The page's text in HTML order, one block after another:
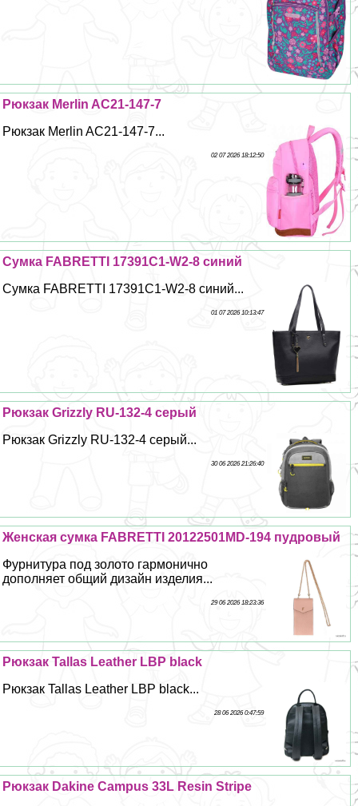
Рюкзак Merlin AC21-147-7
Рюкзак Merlin AC21-147-7...
02 07 2026 18:12:50
Сумка FABRETTI 17391C1-W2-8 синий
Сумка FABRETTI 17391C1-W2-8 синий...
01 07 2026 10:13:47
Рюкзак Grizzly RU-132-4 серый
Рюкзак Grizzly RU-132-4 серый...
30 06 2026 21:26:40
Женская сумка FABRETTI 20122501MD-194 пудровый
Фурнитура под золото гармонично
дополняет общий дизайн изделия...
29 06 2026 18:23:36
Рюкзак Tallas Leather LBP black
Рюкзак Tallas Leather LBP black...
28 06 2026 0:47:59
Рюкзак Dakine Campus 33L Resin Stripe